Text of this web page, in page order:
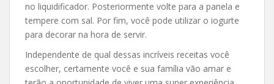
no liquidificador. Posteriormente volte para a panela e
tempere com sal. Por fim, você pode utilizar o iogurte
para decorar na hora de servir.
Independente de qual dessas incríveis receitas você
escolher, certamente você e sua família vão amar e